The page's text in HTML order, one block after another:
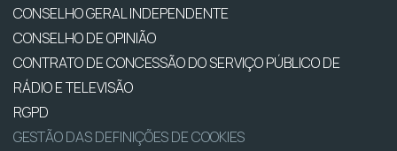
CONSELHO GERAL INDEPENDENTE
CONSELHO DE OPINIÃO
CONTRATO DE CONCESSÃO DO SERVIÇO PÚBLICO DE
RÁDIO E TELEVISÃO
RGPD
GESTÃO DAS DEFINIÇÕES DE COOKIES